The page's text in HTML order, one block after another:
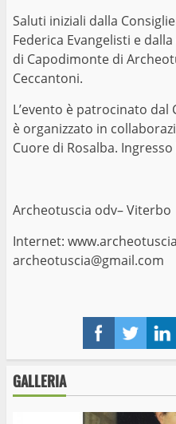
Facebook
Saluti iniziali dalla
Federica Evangelisti e
di Capodimonte di
Ceccantoni.
L’evento è patrocinato
è organizzato in
Cuore di Rosalba.
Archeotuscia odv– Viterbo
Internet:
archeotuscia@gmail.com
GALLERIA